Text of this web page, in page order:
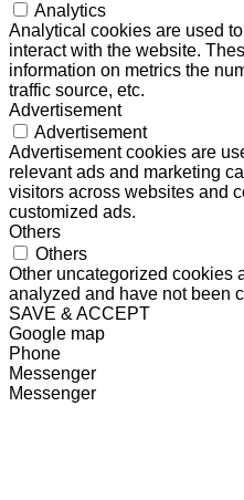
Analytics
Analytical cookies are used
interact with the website.
information on metrics the
traffic source, etc.
Advertisement
Advertisement
Advertisement cookies are
relevant ads and marketing
visitors across websites and
customized ads.
Others
Others
Other uncategorized cookies
analyzed and have not been
SAVE & ACCEPT
Google map
Phone
Messenger
Messenger